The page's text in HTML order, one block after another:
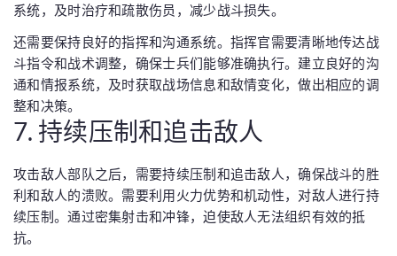
系统，及时治疗和疏散伤员，减少战斗损失。
还需要保持良好的指挥和沟通系统。指挥官需要清晰地传达战
斗指令和战术调整，确保士兵们能够准确执行。建立良好的沟
通和情报系统，及时获取战场信息和敌情变化，做出相应的调
整和决策。
7. 持续压制和追击敌人
攻击敌人部队之后，需要持续压制和追击敌人，确保战斗的胜
利和敌人的溃败。需要利用火力优势和机动性，对敌人进行持
续压制。通过密集射击和冲锋，迫使敌人无法组织有效的抵
抗。